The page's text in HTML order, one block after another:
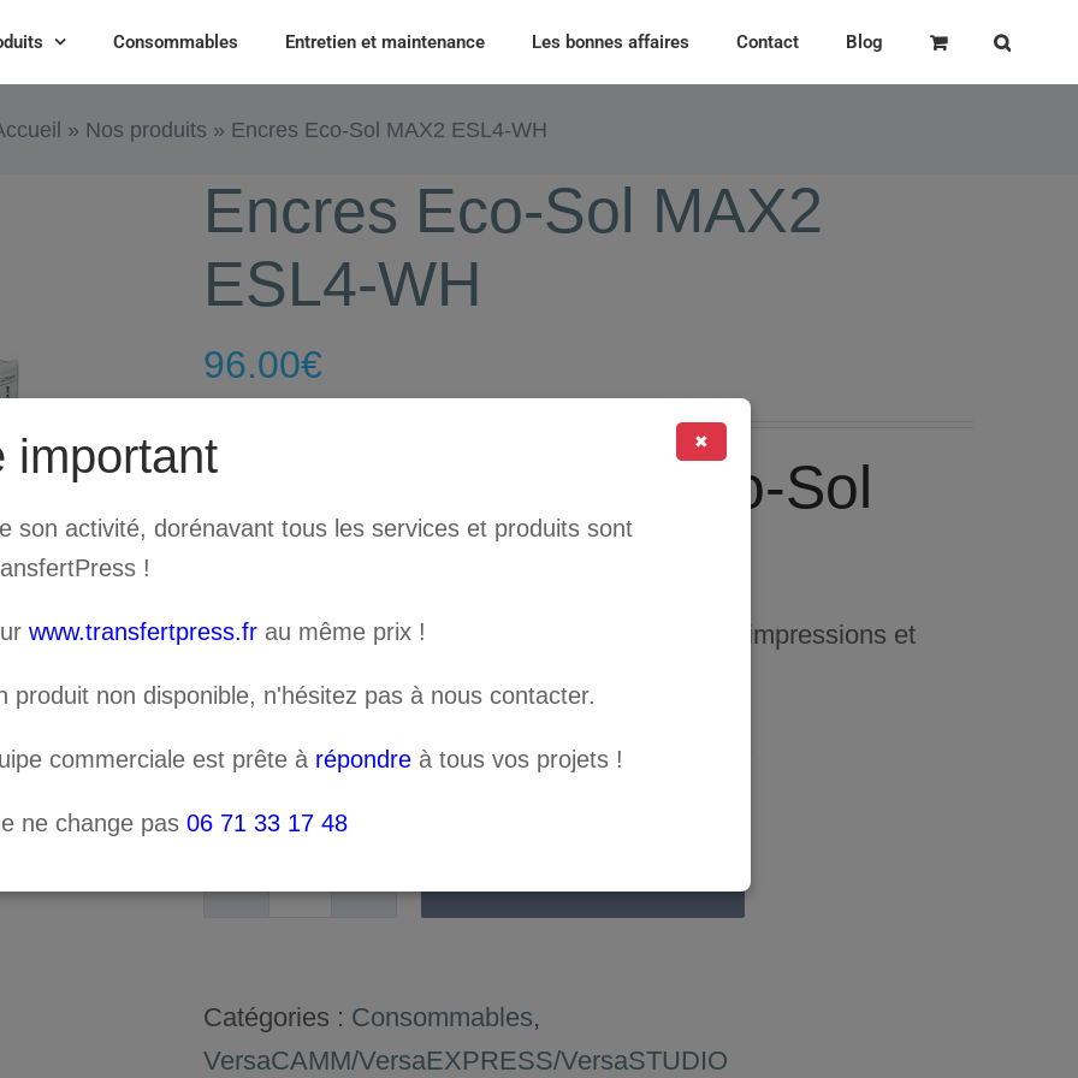
Consommables Entretien et maintenance Les bonnes affaires Contact Blog
» Nos produits » Encres Eco-Sol MAX2 ESL4-WH
Encres Eco-Sol MAX2
ESL4-WH
96.00€
Encre ESL4-WH Eco-Sol
MAX 220 cc
Encre à base d’eco-solvant pour les traceurs d’impressions et
Cette encre est seulement disponible en 220cc.
quantité
Eco-
Catégories : Consommables,
VersaCAMM/VersaEXPRESS/VersaSTUDIO
✖
important
son activité, dorénavant tous les services et produits sont
!
www.transfertpress.fr au même prix !
produit non disponible, n'hésitez pas à nous contacter.
commerciale est prête à répondre à tous vos projets !
ne change pas 06 71 33 17 48